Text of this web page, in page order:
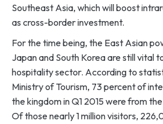
Southeast Asia, which will boost
as cross-border investment.
For the time being, the East Asian
Japan and South Korea are still vital
hospitality sector. According to
Ministry of Tourism, 73 percent of
the kingdom in Q1 2015 were from
Of those nearly 1 million visitors,